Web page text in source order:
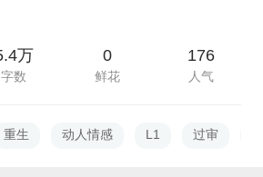
万
字数
0
鲜花
176
人气
重生 动人情感 L1 过审